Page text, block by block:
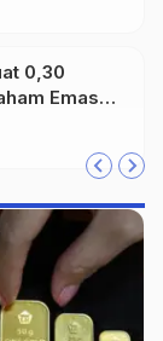
0,30
Emas